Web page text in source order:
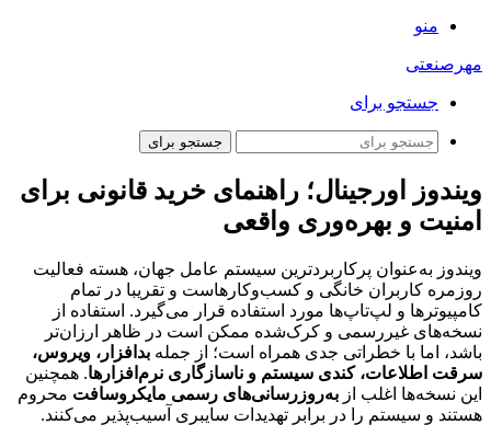
منو
مهرصنعتی
جستجو برای
جستجو برای
ویندوز اورجینال؛ راهنمای خرید قانونی برای
امنیت و بهره‌وری واقعی
ویندوز به‌عنوان پرکاربردترین سیستم عامل جهان، هسته فعالیت
روزمره کاربران خانگی و کسب‌وکارهاست و تقریبا در تمام
کامپیوترها و لپ‌تاپ‌ها مورد استفاده قرار می‌گیرد. استفاده از
نسخه‌های غیررسمی و کرک‌شده ممکن است در ظاهر ارزان‌تر
باشد، اما با خطراتی جدی همراه است؛ از جمله بدافزار، ویروس،
سرقت اطلاعات، کندی سیستم و ناسازگاری نرم‌افزارها. همچنین
این نسخه‌ها اغلب از به‌روزرسانی‌های رسمی مایکروسافت محروم
هستند و سیستم را در برابر تهدیدات سایبری آسیب‌پذیر می‌کنند.